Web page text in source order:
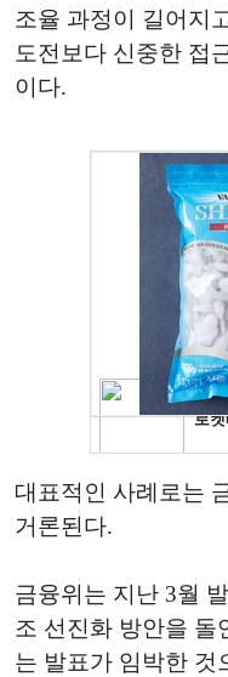
조율 과정이 길어지
도전보다 신중한 접
이다.
대표적인 사례로는
거론된다.
금융위는 지난 3월
조 선진화 방안을 돌
는 발표가 임박한 것